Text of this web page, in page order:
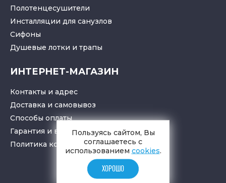
Полотенцесушители
Инсталляции для санузлов
Cифоны
Душевые лотки и трапы
ИНТЕРНЕТ-МАГАЗИН
Контакты и адрес
Доставка и самовывоз
Способы оплаты
Гарантия и возврат товара
Политика конфиденциальности
Пользуясь сайтом, Вы
соглашаетесь с
использованием cookies.
ХОРОШО